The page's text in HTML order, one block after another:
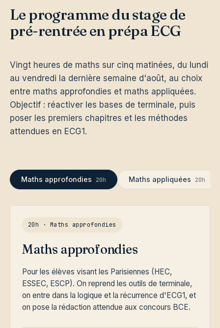
Le programme du stage de
pré-rentrée en prépa ECG
Vingt heures de maths sur cinq matinées, du lundi
au vendredi la dernière semaine d'août, au choix
entre maths approfondies et maths appliquées.
Objectif : réactiver les bases de terminale, puis
poser les premiers chapitres et les méthodes
attendues en ECG1.
Maths approfondies 20h Maths appliquées 20h
20h · Maths approfondies
Maths approfondies
Pour les élèves visant les Parisiennes (HEC,
ESSEC, ESCP). On reprend les outils de terminale,
on entre dans la logique et la récurrence d'ECG1, et
on pose la rédaction attendue aux concours BCE.